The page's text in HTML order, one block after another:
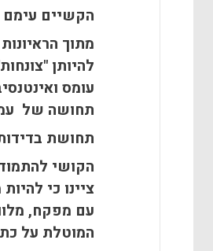
הקשיים
מתוך
להיותן
עומס
תחושה של
תחושת
הקושי
ציינו כי
עם מפקח,
המוטלת על